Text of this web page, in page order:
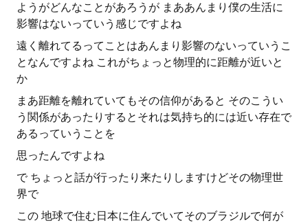
ようがどんなことがあろうが まああんまり僕の生活に
影響はないっていう感じですよね
遠く離れてるってことはあんまり影響のないっていうこ
となんですよね これがちょっと物理的に距離が近いと
か
まあ距離を離れていてもその信仰があると そのこうい
う関係があったりするとそれは気持ち的には近い存在で
あるっていうことを
思ったんですよね
で ちょっと話が行ったり来たりしますけどその物理世
界で
この 地球で住む日本に住んでいてそのブラジルで何が